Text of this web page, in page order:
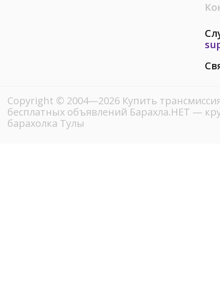
Copyright © 2004—2026 Купить
бесплатных объявлений Барахла.НЕТ —
барахолка Тулы